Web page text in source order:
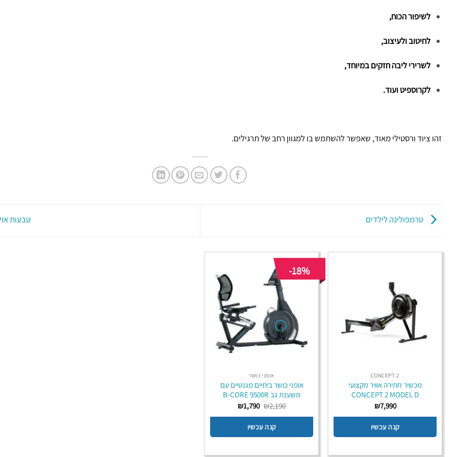
לשיפור הכוח,
לחיטוב ולעיצוב,
לשרירי ליבה חזקים במיוחד,
לקרוספיט ועוד.
זהו ציוד ורסטילי מאוד, שאפשר להשתמש בו למגוון רחב של תרגילים.
טרמפולינה לילדים טבעות
CONCEPT 2
מכשיר חתירה אוויר מקצועי
CONCEPT 2 MODEL D
₪7,990
קנה עכשיו
-18%
אופני כושר
אופני כושר ביתיים מגנטיים עם
משענת גב B-CORE 9500R
₪2,190 המחיר
המקורי
₪2,190.
₪1,790 המחיר
קנה עכשיו